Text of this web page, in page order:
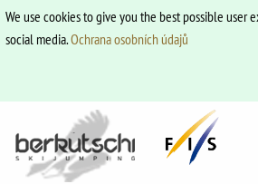
We use cookies to give you the best possible user
social media.Ochrana osobních údajů